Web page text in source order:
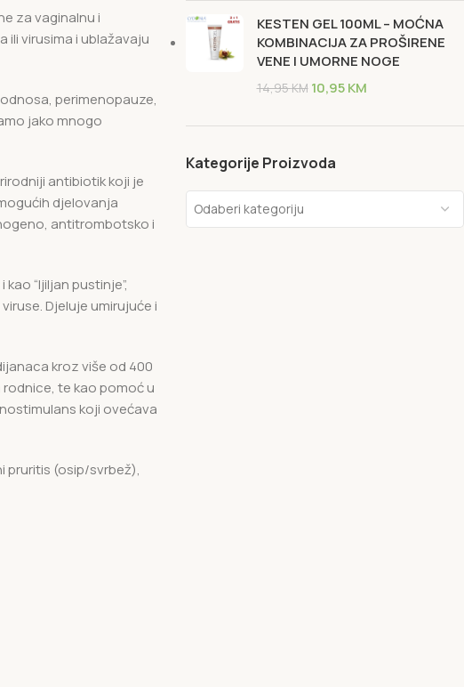
za vaginalnu i
ili virusima i ublažavaju
perimenopauze,
jako mnogo
antibiotik koji je
djelovanja
antitrombotsko i
“ljiljan pustinje”,
Djeluje umirujuće i
kroz više od 400
te kao pomoć u
koji ovećava
pruritis (osip/svrbež),
KESTEN GEL 100ML – MOĆNA
KOMBINACIJA ZA PROŠIRENE
VENE I UMORNE NOGE
14,95KM 10,95KM
Kategorije Proizvoda
Odaberi kategoriju